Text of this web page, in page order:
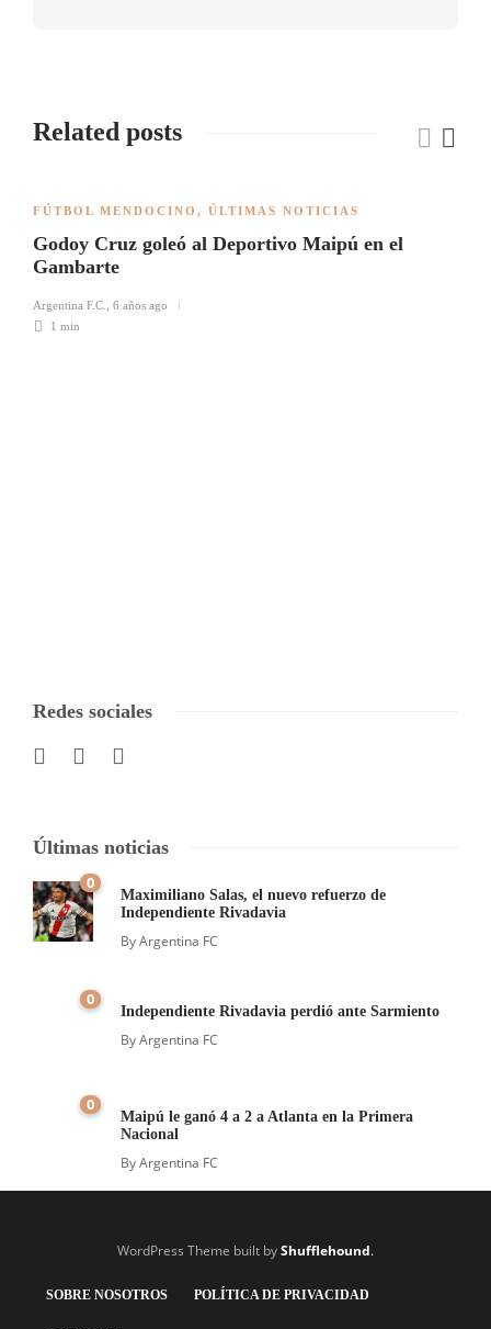
Related posts
FÚTBOL MENDOCINO , ÚLTIMAS NOTICIAS
Godoy Cruz goleó al Deportivo Maipú en el
Gambarte
Argentina F.C.
6 años ago
1 min
Redes sociales
Últimas noticias
0
Maximiliano Salas, el nuevo refuerzo de
Independiente Rivadavia
ByArgentina FC
0
Independiente Rivadavia perdió ante Sarmiento
ByArgentina FC
0
Maipú le ganó 4 a 2 a Atlanta en la Primera
Nacional
ByArgentina FC
WordPress Theme built byShufflehound.
SOBRE NOSOTROS POLÍTICA DE PRIVACIDAD